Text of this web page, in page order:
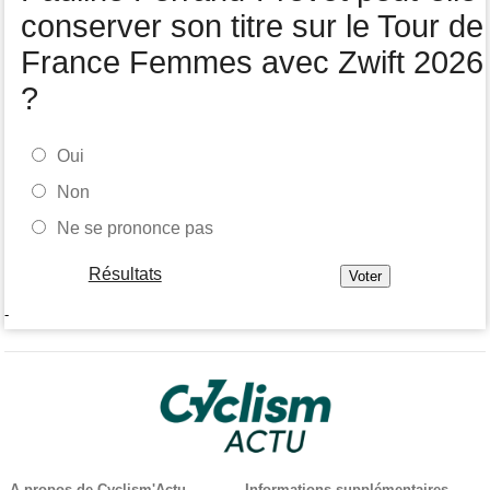
général
conserver son titre sur le Tour de
France Femmes avec Zwift 2026
?
Oui
Non
Ne se prononce pas
Résultats
-